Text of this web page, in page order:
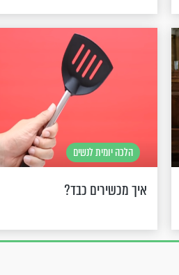
הלכה יומית לנשים
איך מכשירים כבד?